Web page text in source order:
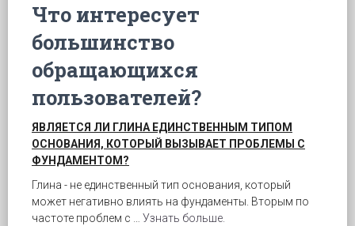
Что интересует
большинство
обращающихся
пользователей?
ЯВЛЯЕТСЯ ЛИ ГЛИНА ЕДИНСТВЕННЫМ ТИПОМ
ОСНОВАНИЯ, КОТОРЫЙ ВЫЗЫВАЕТ ПРОБЛЕМЫ С
ФУНДАМЕНТОМ?
Глина - не единственный тип основания, который
может негативно влиять на фундаменты. Вторым по
частоте проблем с … Узнать больше.